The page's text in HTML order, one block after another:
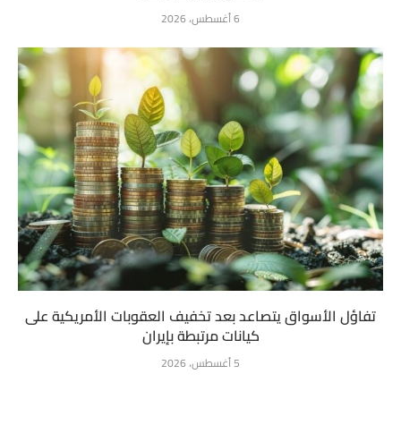
6 أغسطس، 2026
تفاؤل الأسواق يتصاعد بعد تخفيف العقوبات الأمريكية على
كيانات مرتبطة بإيران
5 أغسطس، 2026